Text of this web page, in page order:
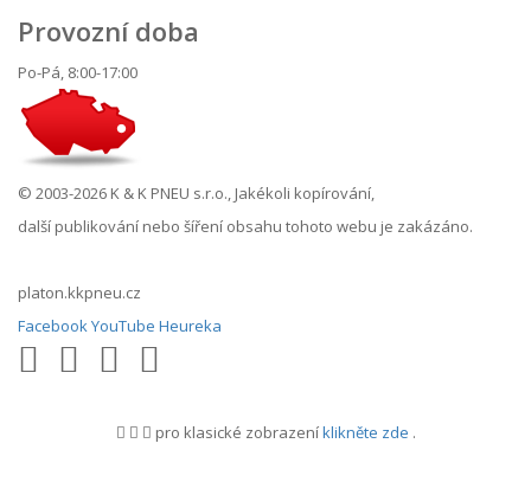
Provozní doba
Po-Pá, 8:00-17:00
© 2003-2026 K & K PNEU s.r.o., Jakékoli kopírování,
další publikování nebo šíření obsahu tohoto webu je zakázáno.
platon.kkpneu.cz
FacebookYouTube Heureka
pro klasické zobrazeníklikněte zde .